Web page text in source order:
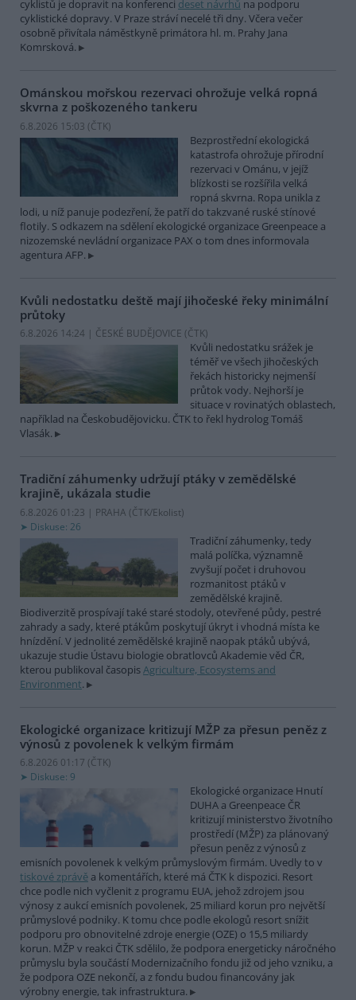
cyklistů je dopravit na konferenci deset návrhů na podporu
cyklistické dopravy. V Praze stráví necelé tři dny. Včera večer
osobně přivítala náměstkyně primátora hl. m. Prahy Jana
Komrsková.
Ománskou mořskou rezervaci ohrožuje velká ropná
skvrna z poškozeného tankeru
6.8.2026 15:03 (ČTK)
Bezprostřední ekologická
katastrofa ohrožuje přírodní
rezervaci v Ománu, v jejíž
blízkosti se rozšířila velká
ropná skvrna. Ropa unikla z
lodi, u níž panuje podezření, že patří do takzvané ruské stínové
flotily. S odkazem na sdělení ekologické organizace Greenpeace a
nizozemské nevládní organizace PAX o tom dnes informovala
agentura AFP.
Kvůli nedostatku deště mají jihočeské řeky minimální
průtoky
6.8.2026 14:24 | ČESKÉ BUDĚJOVICE (ČTK)
Kvůli nedostatku srážek je
téměř ve všech jihočeských
řekách historicky nejmenší
průtok vody. Nejhorší je
situace v rovinatých oblastech,
například na Českobudějovicku. ČTK to řekl hydrolog Tomáš
Vlasák.
Tradiční záhumenky udržují ptáky v zemědělské
krajině, ukázala studie
6.8.2026 01:23 | PRAHA (ČTK/Ekolist)
Diskuse: 26
Tradiční záhumenky, tedy
malá políčka, významně
zvyšují počet i druhovou
rozmanitost ptáků v
zemědělské krajině.
Biodiverzitě prospívají také staré stodoly, otevřené půdy, pestré
zahrady a sady, které ptákům poskytují úkryt i vhodná místa ke
hnízdění. V jednolité zemědělské krajině naopak ptáků ubývá,
ukazuje studie Ústavu biologie obratlovců Akademie věd ČR,
kterou publikoval časopisAgriculture, Ecosystems and
Environment.
Ekologické organizace kritizují MŽP za přesun peněz z
výnosů z povolenek k velkým firmám
6.8.2026 01:17 (ČTK)
Diskuse: 9
Ekologické organizace Hnutí
DUHA a Greenpeace ČR
kritizují ministerstvo životního
prostředí (MŽP) za plánovaný
přesun peněz z výnosů z
emisních povolenek k velkým průmyslovým firmám. Uvedly to v
tiskové zprávě a komentářích, které má ČTK k dispozici. Resort
chce podle nich vyčlenit z programu EUA, jehož zdrojem jsou
výnosy z aukcí emisních povolenek, 25 miliard korun pro největší
průmyslové podniky. K tomu chce podle ekologů resort snížit
podporu pro obnovitelné zdroje energie (OZE) o 15,5 miliardy
korun. MŽP v reakci ČTK sdělilo, že podpora energeticky náročného
průmyslu byla součástí Modernizačního fondu již od jeho vzniku, a
že podpora OZE nekončí, a z fondu budou financovány jak
výrobny energie, tak infrastruktura.